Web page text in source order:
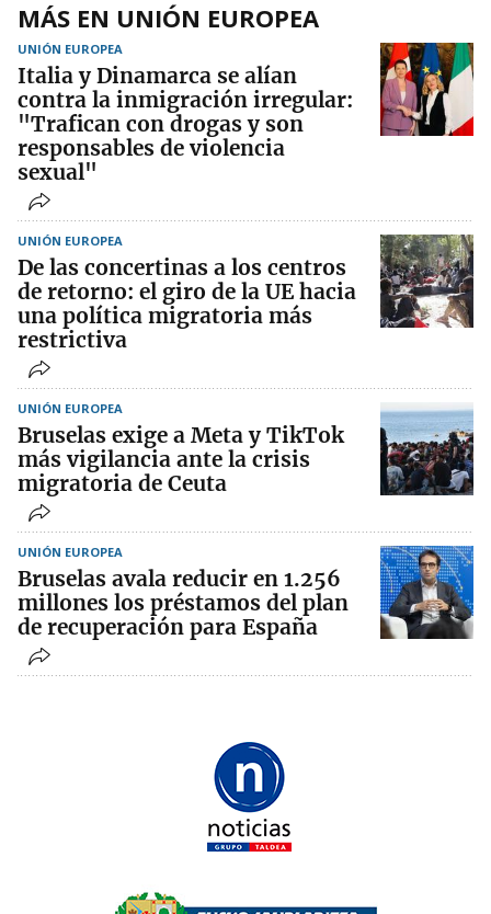
MÁS EN UNIÓN EUROPEA
UNIÓN EUROPEA
Italia y Dinamarca se alían
contra la inmigración irregular:
"Trafican con drogas y son
responsables de violencia
sexual"
UNIÓN EUROPEA
De las concertinas a los centros
de retorno: el giro de la UE hacia
una política migratoria más
restrictiva
UNIÓN EUROPEA
Bruselas exige a Meta y TikTok
más vigilancia ante la crisis
migratoria de Ceuta
UNIÓN EUROPEA
Bruselas avala reducir en 1.256
millones los préstamos del plan
de recuperación para España